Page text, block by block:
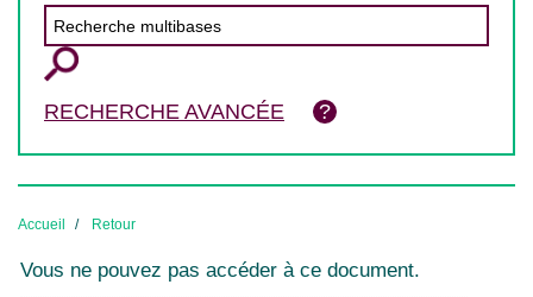
RECHERCHE AVANCÉE
Accueil Retour
Vous ne pouvez pas accéder à ce document.